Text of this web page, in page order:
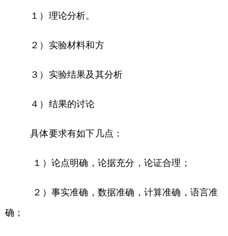
１）理论分析。
２）实验材料和方
３）实验结果及其分析
４）结果的讨论
具体要求有如下几点：
１）论点明确，论据充分，论证合理；
２）事实准确，数据准确，计算准确，语言准
确；